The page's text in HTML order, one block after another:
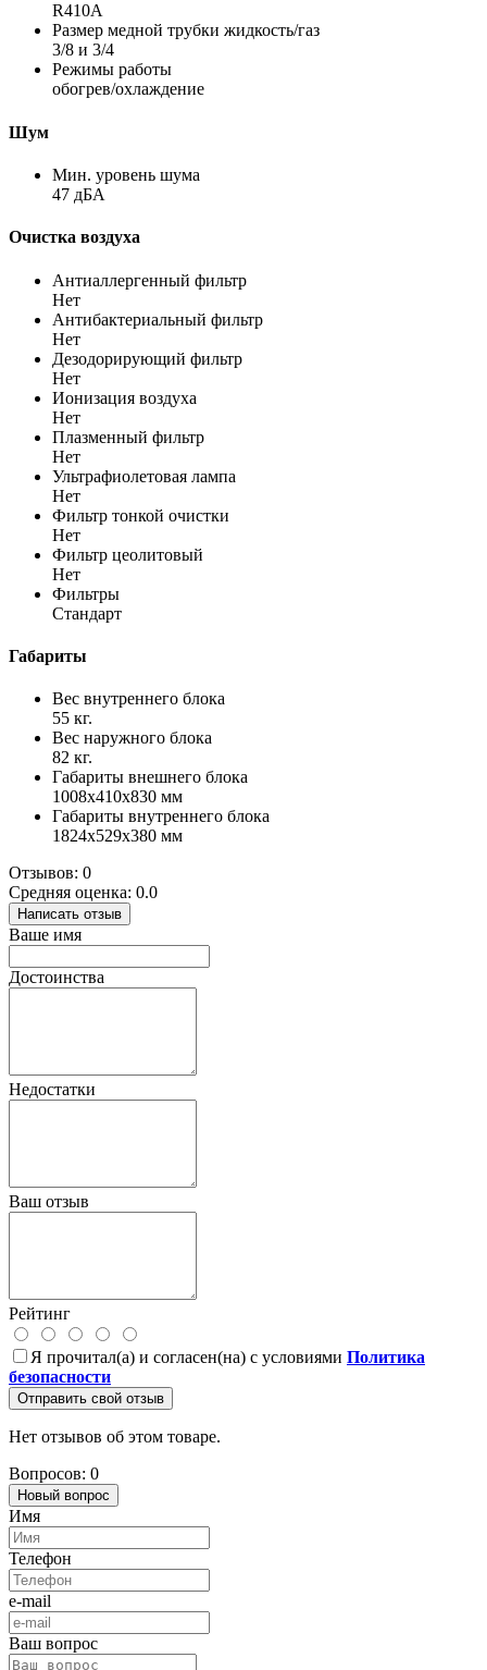
R410A
Размер медной трубки жидкость/газ
3/8 и 3/4
Режимы работы
обогрев/охлаждение
Шум
Мин. уровень шума
47 дБА
Очистка воздуха
Антиаллергенный фильтр
Нет
Антибактериальный фильтр
Нет
Дезодорирующий фильтр
Нет
Ионизация воздуха
Нет
Плазменный фильтр
Нет
Ультрафиолетовая лампа
Нет
Фильтр тонкой очистки
Нет
Фильтр цеолитовый
Нет
Фильтры
Стандарт
Габариты
Вес внутреннего блока
55 кг.
Вес наружного блока
82 кг.
Габариты внешнего блока
1008х410х830 мм
Габариты внутреннего блока
1824x529x380 мм
Отзывов: 0
Средняя оценка: 0.0
Написать отзыв
Ваше имя
Достоинства
Недостатки
Ваш отзыв
Рейтинг
Я прочитал(а) и согласен(на) с условиями Политика
безопасности
Отправить свой отзыв
Нет отзывов об этом товаре.
Вопросов: 0
Новый вопрос
Имя
Телефон
e-mail
Ваш вопрос